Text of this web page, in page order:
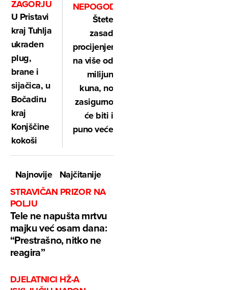
ZAGORJU
U Pristavi
kraj Tuhlja
ukraden
plug,
brane i
sijačica, u
Bočadiru
kraj
Konjščine
kokoši
NEPOGODE?
Štete
zasad
procijenjene
na više od
milijun
kuna, no
zasigurno
će biti i
puno veće
Najnovije
Najčitanije
STRAVIČAN PRIZOR NA
POLJU
Tele ne napušta mrtvu
majku već osam dana:
“Prestrašno, nitko ne
reagira”
DJELATNICI HŽ-A